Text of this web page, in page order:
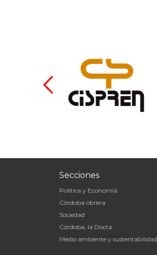
Secciones
Política y Economía
Córdoba obrera
Sociedad
Córdoba, la Docta
Medio ambiente y sustentabilidad